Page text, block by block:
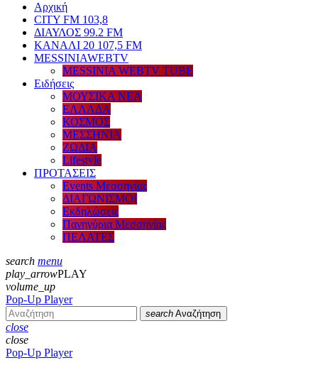
Αρχική
CITY FM 103,8
ΔΙΑΥΛΟΣ 99.2 FM
ΚΑΝΑΛΙ 20 107,5 FM
MESSINIAWEBTV
MESSINIA WEBTV TUBE
Eιδήσεις
ΜΟΥΣΙΚΑ ΝΕΑ
ΕΛΛΑΔΑ
ΚΟΣΜΟΣ
ΜΕΣΣΗΝΙΑ
ΖΩΔΙΑ
Lifestyle
ΠΡΟΤΑΣΕΙΣ
Events Μεσσηνίας
ΔΙΑΓΩΝΙΣΜΟΙ
Εκδηλώσεις
Πανηγύρια Μεσσηνίας
ΠΕΛΑΤΕΣ
search menu
play_arrowPLAY
volume_up
Pop-Up Player
search Αναζήτηση
close
close
Pop-Up Player